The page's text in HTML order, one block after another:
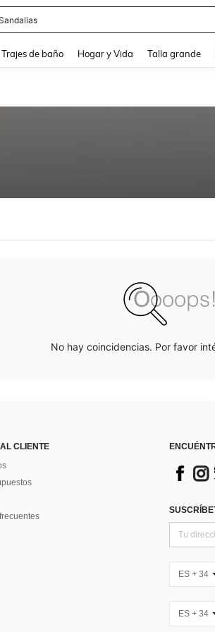
Trajes de baño Hogar y Vida Talla grande
No hay coincidencias. Por favor
CLIENTE
ES + 34
ES + 34